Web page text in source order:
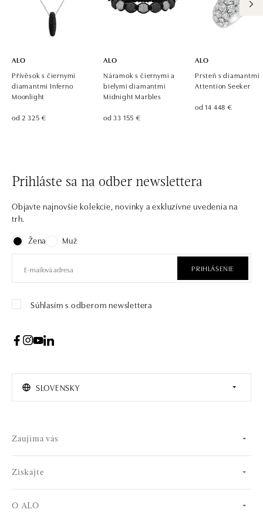
Roztylská 2321/19, 148 00 Praha 4 - Chodov
tel.: +420 773 585 559, +420 730 802 800
dnes otvorené od 09:00
ALO
Přívěsok s čiernymi
diamantmi Inferno
Moonlight
od 2 325 €
ALO
Náramok s čiernymi a
bielymi diamantmi
Midnight Marbles
od 33 155 €
ALO
Prsteň s diamantmi
Attention Seeker
od 14 448 €
Prihláste sa na odber newslettera
Objavte najnovšie kolekcie, novinky a exkluzívne uvedenia na
trh.
Žena
Muž
PRIHLÁSENIE
Súhlasím s odberom newslettera
SLOVENSKY
Zaujíma vás
Získajte
O ALO